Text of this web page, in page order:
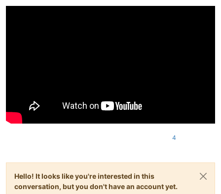
4
Hello! It looks like you're interested in this
conversation, but you don't have an account yet.